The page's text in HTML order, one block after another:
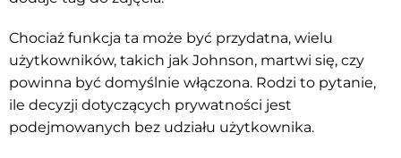
Chociaż funkcja ta może być przydatna, wielu
użytkowników, takich jak Johnson, martwi się, czy
powinna być domyślnie włączona. Rodzi to pytanie,
ile decyzji dotyczących prywatności jest
podejmowanych bez udziału użytkownika.